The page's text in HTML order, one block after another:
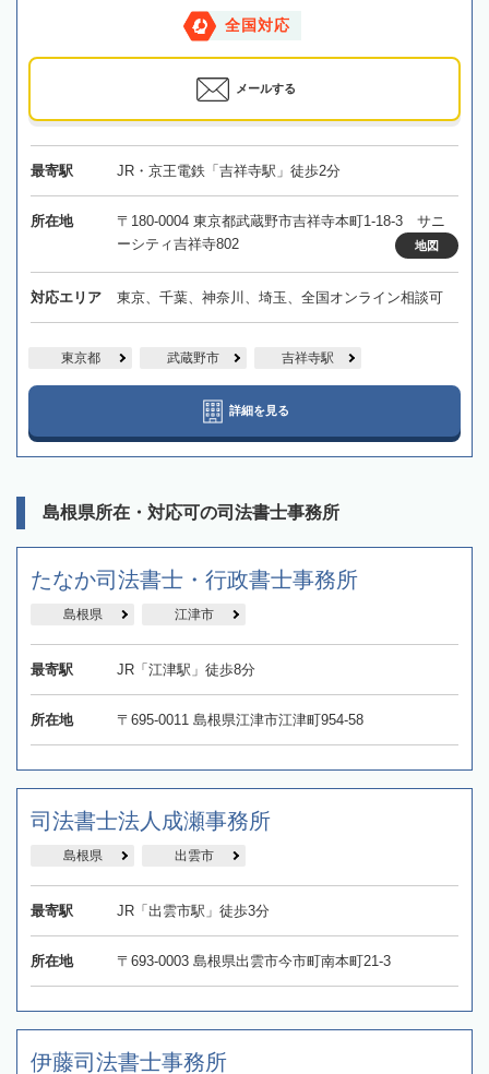
全国対応
メールする
最寄駅 JR・京王電鉄「吉祥寺駅」徒歩2分
所在地
〒180-0004 東京都武蔵野市吉祥寺本町1-18-3 サニ
ーシティ吉祥寺802
地図
対応エリア 東京、千葉、神奈川、埼玉、全国オンライン相談可
東京都 武蔵野市 吉祥寺駅
詳細を見る
島根県所在・対応可の司法書士事務所
たなか司法書士・行政書士事務所
島根県 江津市
最寄駅 JR「江津駅」徒歩8分
所在地 〒695-0011 島根県江津市江津町954-58
司法書士法人成瀬事務所
島根県 出雲市
最寄駅 JR「出雲市駅」徒歩3分
所在地 〒693-0003 島根県出雲市今市町南本町21-3
伊藤司法書士事務所